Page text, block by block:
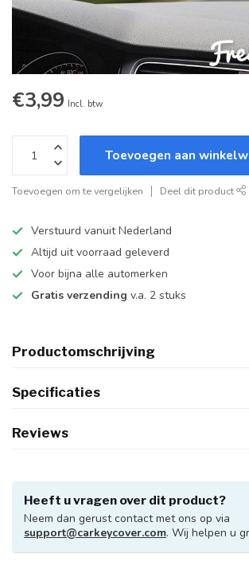
€3,99 Incl. btw
Toevoegen aan
Toevoegen om te vergelijken Deel dit product
Verstuurd vanuit Nederland
Altijd uit voorraad geleverd
Voor bijna alle automerken
Gratis verzending v.a. 2 stuks
Productomschrijving
Specificaties
Reviews
Heeft u vragen over dit product?
Neem dan gerust contact met ons op via
support@carkeycover.com. Wij helpen u